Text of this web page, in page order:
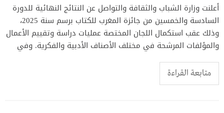
أعلنت وزارة الشباب والثقافة والتواصل عن النتائج النهائية للدورة
السادسة والخمسين من جائزة المغرب للكتاب برسم سنة 2025،
وذلك عقب استكمال اللجان المختصة عمليات دراسة وتقييم الأعمال
والمؤلفات المرشحة في مختلف الأصناف الأدبية والفكرية. وفي
متابعة القراءة